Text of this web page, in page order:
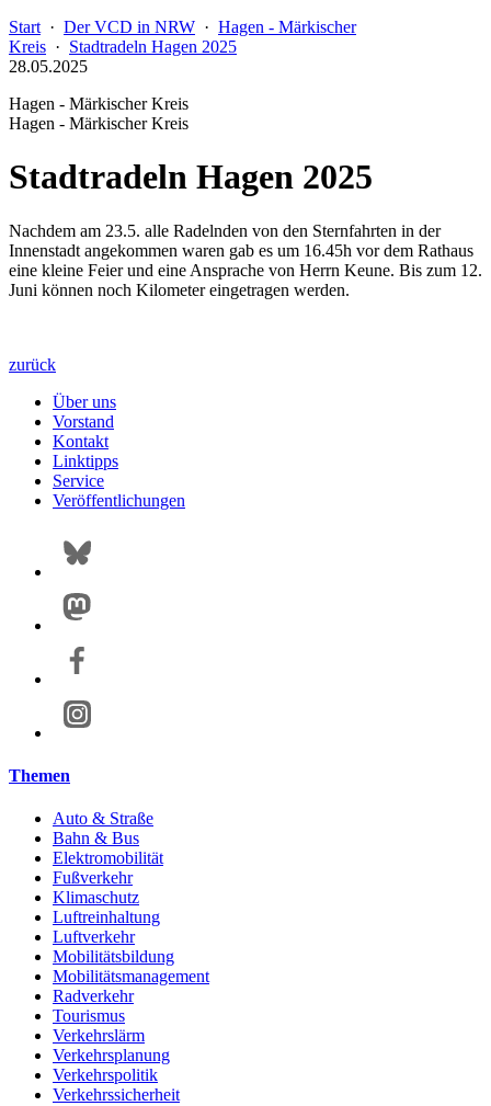
Start · Der VCD in NRW · Hagen - Märkischer
Kreis · Stadtradeln Hagen 2025
28.05.2025
Hagen - Märkischer Kreis
Hagen - Märkischer Kreis
Stadtradeln Hagen 2025
Nachdem am 23.5. alle Radelnden von den Sternfahrten in der
Innenstadt angekommen waren gab es um 16.45h vor dem Rathaus
eine kleine Feier und eine Ansprache von Herrn Keune. Bis zum 12.
Juni können noch Kilometer eingetragen werden.
zurück
Über uns
Vorstand
Kontakt
Linktipps
Service
Veröffentlichungen
Themen
Auto & Straße
Bahn & Bus
Elektromobilität
Fußverkehr
Klimaschutz
Luftreinhaltung
Luftverkehr
Mobilitätsbildung
Mobilitätsmanagement
Radverkehr
Tourismus
Verkehrslärm
Verkehrsplanung
Verkehrspolitik
Verkehrssicherheit